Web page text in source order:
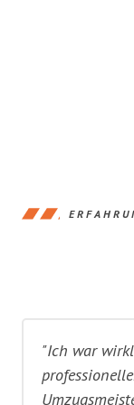
"Ich war